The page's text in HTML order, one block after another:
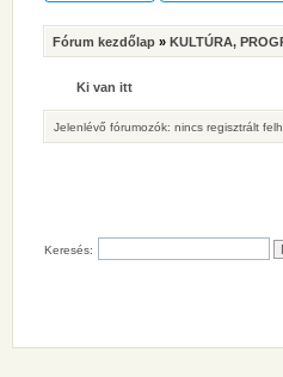
Fórum kezdőlap » KULTÚRA,
Ki van itt
Jelenlévő fórumozók: nincs regisztrált
Keresés: